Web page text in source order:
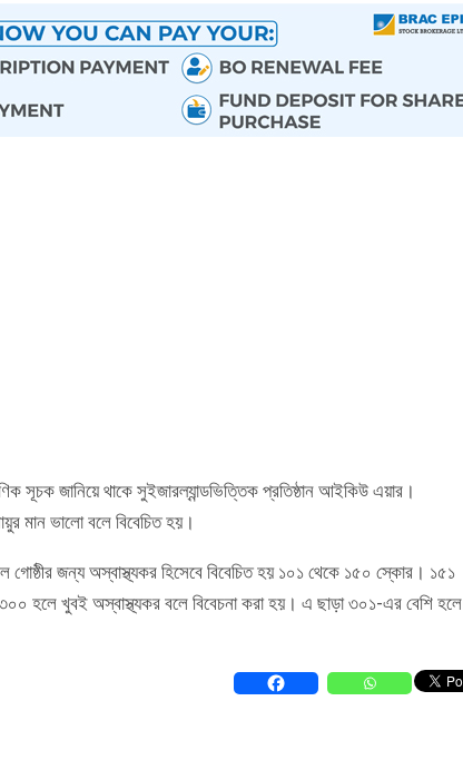
সূচক জানিয়ে থাকে সুইজারল্যান্ডভিত্তিক প্রতিষ্ঠান আইকিউ এয়ার।
মান ভালো বলে বিবেচিত হয়।
গোষ্ঠীর জন্য অস্বাস্থ্যকর হিসেবে বিবেচিত হয় ১০১ থেকে ১৫০ স্কোর। ১৫১
হলে খুবই অস্বাস্থ্যকর বলে বিবেচনা করা হয়। এ ছাড়া ৩০১-এর বেশি